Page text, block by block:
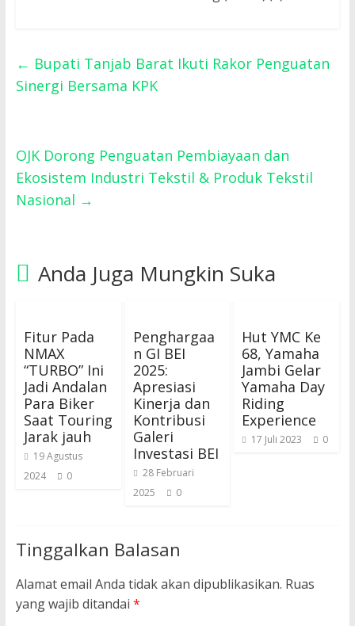
← Bupati Tanjab Barat Ikuti Rakor Penguatan
Sinergi Bersama KPK
OJK Dorong Penguatan Pembiayaan dan
Ekosistem Industri Tekstil & Produk Tekstil
Nasional →
Anda Juga Mungkin Suka
Fitur Pada
NMAX
“TURBO” Ini
Jadi Andalan
Para Biker
Saat Touring
Jarak jauh
19 Agustus
2024
0
Penghargaa
n GI BEI
2025:
Apresiasi
Kinerja dan
Kontribusi
Galeri
Investasi BEI
28 Februari
2025
0
Hut YMC Ke
68, Yamaha
Jambi Gelar
Yamaha Day
Riding
Experience
17 Juli 2023 0
Tinggalkan Balasan
Alamat email Anda tidak akan dipublikasikan. Ruas
yang wajib ditandai *